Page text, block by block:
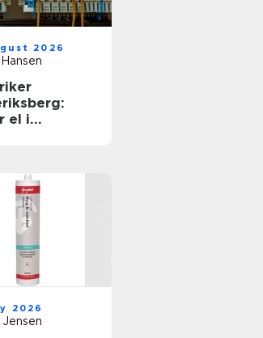
2026
el i
2026
Jensen